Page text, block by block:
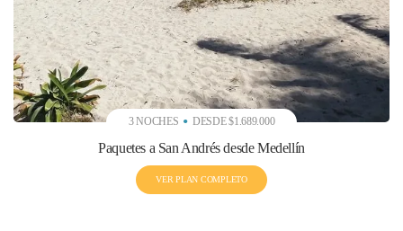
3 NOCHES DESDE $1.689.000
Paquetes a San Andrés desde Medellín
VER PLAN COMPLETO